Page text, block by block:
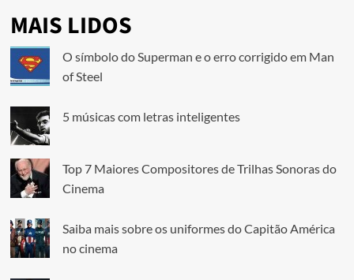
MAIS LIDOS
O símbolo do Superman e o erro corrigido em Man
of Steel
5 músicas com letras inteligentes
Top 7 Maiores Compositores de Trilhas Sonoras do
Cinema
Saiba mais sobre os uniformes do Capitão América
no cinema